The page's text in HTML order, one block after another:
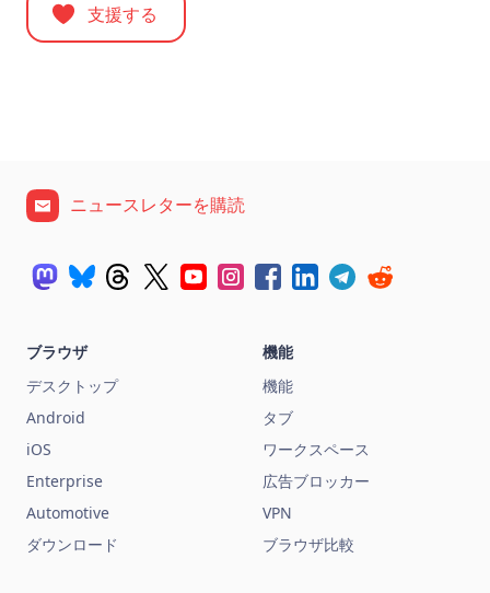
支援する
ニュースレターを購読
ブラウザ
デスクトップ
Android
iOS
Enterprise
Automotive
ダウンロード
機能
機能
タブ
ワークスペース
広告ブロッカー
VPN
ブラウザ比較